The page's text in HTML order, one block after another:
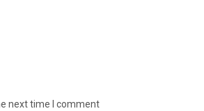
next time I comment